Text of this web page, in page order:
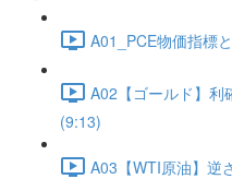
A01_PCE物価指標
A02【ゴールド】利
(9:13)
A03【WTI原油】逆